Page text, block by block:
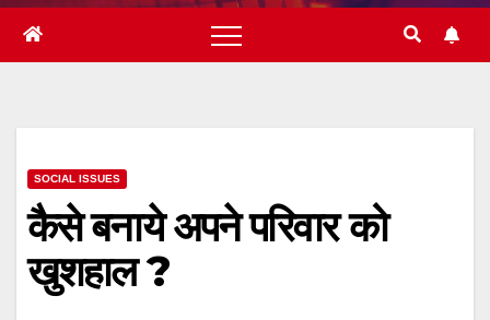
SOCIAL ISSUES
कैसे बनाये अपने परिवार को
खुशहाल ?